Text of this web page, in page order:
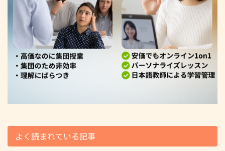
よく読まれている記事